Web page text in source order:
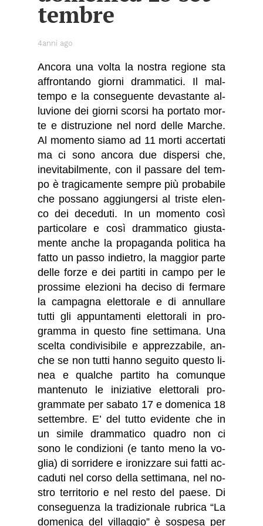
tem­bre
4anni ago
An­co­ra una vol­ta la no­stra re­gio­ne sta
af­fron­tan­do gior­ni dram­ma­ti­ci. Il mal­
tem­po e la con­se­guen­te de­va­stan­te al­
lu­vio­ne dei gior­ni scor­si ha por­ta­to mor­
te e di­stru­zio­ne nel nord del­le Mar­che.
Al mo­men­to sia­mo ad 11 mor­ti ac­cer­ta­ti
ma ci sono an­co­ra due di­sper­si che,
ine­vi­ta­bil­men­te, con il pas­sa­re del tem­
po è tra­gi­ca­men­te sem­pre più pro­ba­bi­le
che pos­sa­no ag­giun­ger­si al tri­ste elen­
co dei de­ce­du­ti. In un mo­men­to così
par­ti­co­la­re e così dram­ma­ti­co giu­sta­
men­te an­che la pro­pa­gan­da po­li­ti­ca ha
fat­to un pas­so in­die­tro, la mag­gior par­te
del­le for­ze e dei par­ti­ti in cam­po per le
pros­si­me ele­zio­ni ha de­ci­so di fer­ma­re
la cam­pa­gna elet­to­ra­le e di an­nul­la­re
tut­ti gli ap­pun­ta­men­ti elet­to­ra­li in pro­
gram­ma in que­sto fine set­ti­ma­na. Una
scel­ta con­di­vi­si­bi­le e ap­prez­za­bi­le, an­
che se non tut­ti han­no se­gui­to que­sto li­
nea e qual­che par­ti­to ha co­mun­que
man­te­nu­to le ini­zia­ti­ve elet­to­ra­li pro­
gram­ma­te per sa­ba­to 17 e do­me­ni­ca 18
set­tem­bre. E’ del tut­to evi­den­te che in
un si­mi­le dram­ma­ti­co qua­dro non ci
sono le con­di­zio­ni (e tan­to meno la vo­
glia) di sor­ri­de­re e iro­niz­za­re sui fat­ti ac­
ca­du­ti nel cor­so del­la set­ti­ma­na, nel no­
stro ter­ri­to­rio e nel re­sto del pae­se. Di
con­se­guen­za la tra­di­zio­na­le ru­bri­ca “La
do­me­ni­ca del vil­lag­gio” è so­spe­sa per